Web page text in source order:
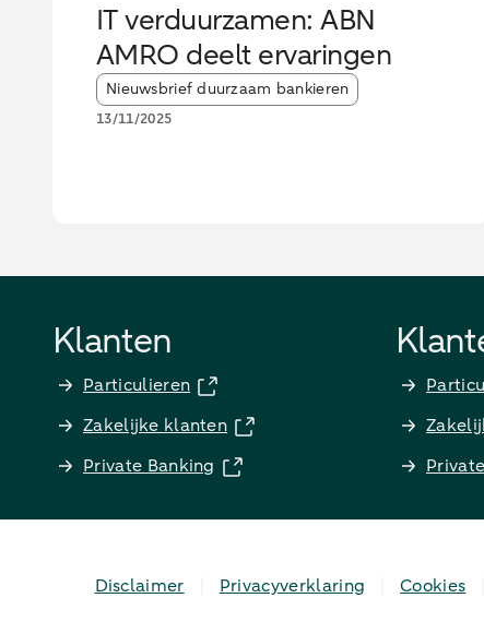
IT verduurzamen: ABN
AMRO deelt ervaringen
Article tags:
Nieuwsbrief duurzaam bankieren
13/11/2025
Klanten
Particulieren
Zakelijke klanten
Private Banking
Disclaimer Privacyverklaring Cookies